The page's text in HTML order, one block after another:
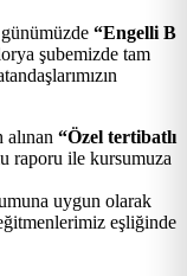
“Engelli B
şubemizde tam
“Özel tertibatlı
raporu ile kursumuza
uygun olarak
eşliğinde